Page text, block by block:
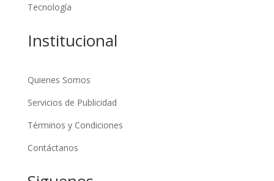
Tecnología
Institucional
Quienes Somos
Servicios de Publicidad
Términos y Condiciones
Contáctanos